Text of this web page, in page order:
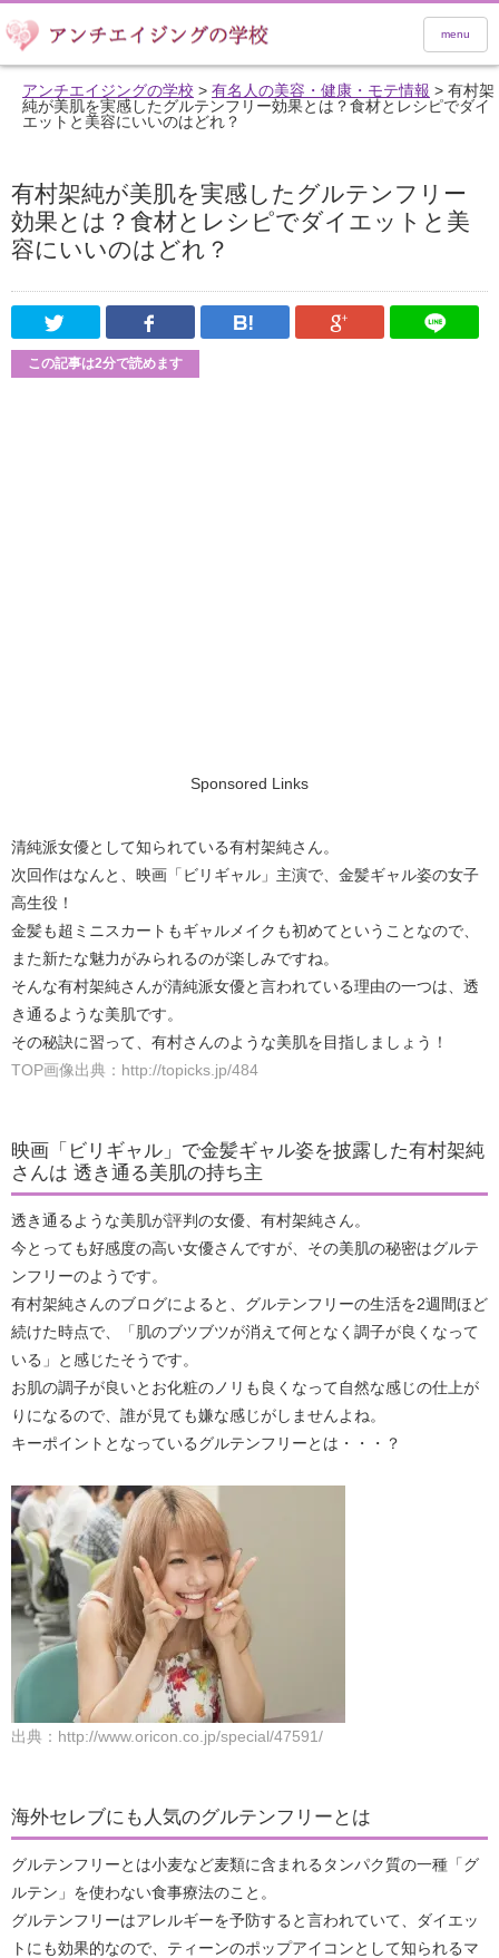
menu
アンチエイジングの学校 > 有名人の美容・健康・モテ情報 > 有村架
純が美肌を実感したグルテンフリー効果とは？食材とレシピでダイ
エットと美容にいいのはどれ？
有村架純が美肌を実感したグルテンフリー
効果とは？食材とレシピでダイエットと美
容にいいのはどれ？
Twitter Facebook はてなブックマーク
Google
この記事は2分で読めます
Sponsored Links
清純派女優として知られている有村架純さん。
次回作はなんと、映画「ビリギャル」主演で、金髪ギャル姿の女子
高生役！
金髪も超ミニスカートもギャルメイクも初めてということなので、
また新たな魅力がみられるのが楽しみですね。
そんな有村架純さんが清純派女優と言われている理由の一つは、透
き通るような美肌です。
その秘訣に習って、有村さんのような美肌を目指しましょう！
TOP画像出典：http://topicks.jp/484
映画「ビリギャル」で金髪ギャル姿を披露した有村架純
さんは 透き通る美肌の持ち主
透き通るような美肌が評判の女優、有村架純さん。
今とっても好感度の高い女優さんですが、その美肌の秘密はグルテ
ンフリーのようです。
有村架純さんのブログによると、グルテンフリーの生活を2週間ほど
続けた時点で、「肌のブツブツが消えて何となく調子が良くなって
いる」と感じたそうです。
お肌の調子が良いとお化粧のノリも良くなって自然な感じの仕上が
りになるので、誰が見ても嫌な感じがしませんよね。
キーポイントとなっているグルテンフリーとは・・・？
出典：http://www.oricon.co.jp/special/47591/
海外セレブにも人気のグルテンフリーとは
グルテンフリーとは小麦など麦類に含まれるタンパク質の一種「グ
ルテン」を使わない食事療法のこと。
グルテンフリーはアレルギーを予防すると言われていて、ダイエッ
トにも効果的なので、ティーンのポップアイコンとして知られるマ